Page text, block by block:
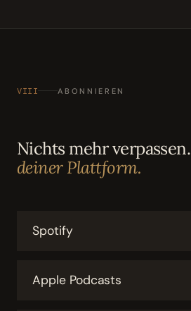
VIII ABONNIEREN
Nichts mehr verpassen.
deiner Plattform.
Spotify
Apple Podcasts